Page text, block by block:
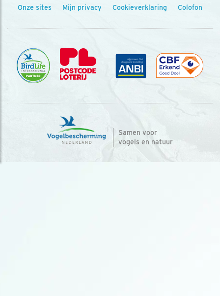
Onze sites Mijn privacy Cookieverklaring Colofon
Samen voor
vogels en natuur